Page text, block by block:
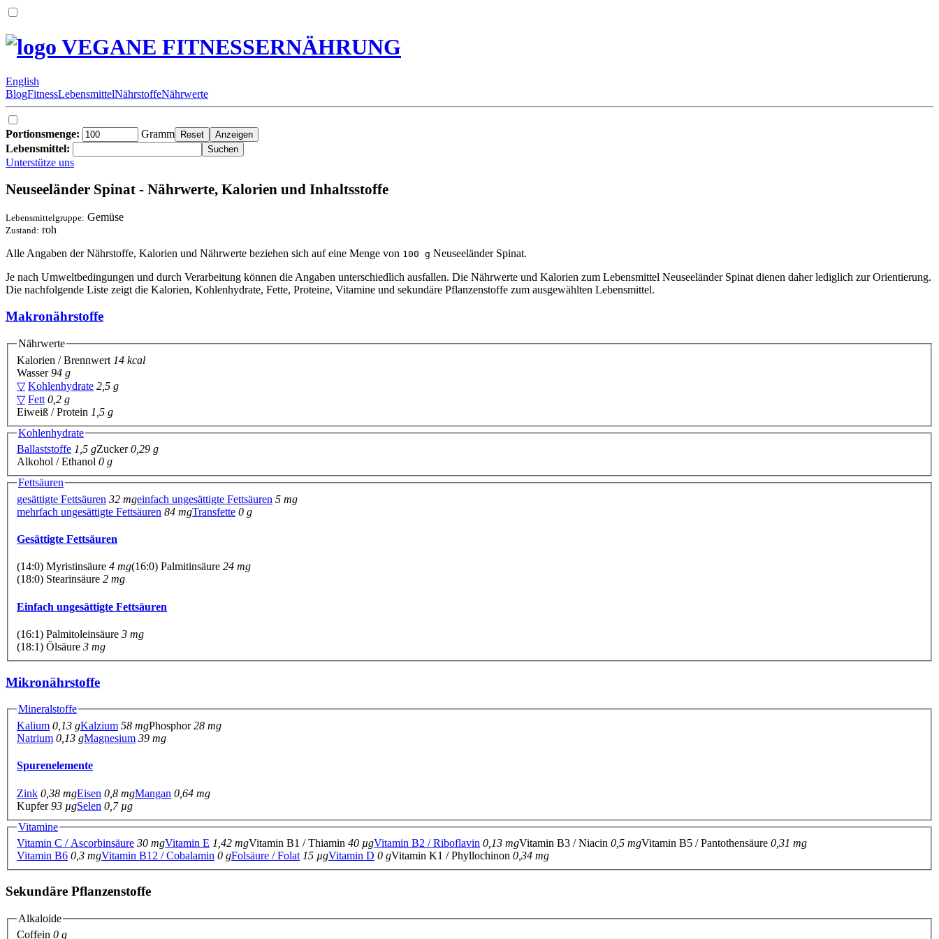
VEGANE FITNESSERNÄHRUNG
English
BlogFitnessLebensmittelNährstoffeNährwerte
Portionsmenge:
Gramm
Lebensmittel:
Unterstütze uns
Neuseeländer Spinat - Nährwerte, Kalorien und Inhaltsstoffe
Lebensmittelgruppe: Gemüse
Zustand: roh
Alle Angaben der Nährstoffe, Kalorien und Nährwerte beziehen sich auf eine Menge von 100 g Neuseeländer Spinat.
Je nach Umweltbedingungen und durch Verarbeitung können die Angaben unterschiedlich ausfallen. Die Nährwerte und Kalorien zum Lebensmittel Neuseeländer Spinat dienen daher lediglich zur Orientierung.
Die nachfolgende Liste zeigt die Kalorien, Kohlenhydrate, Fette, Proteine, Vitamine und sekundäre Pflanzenstoffe zum ausgewählten Lebensmittel.
Makronährstoffe
Nährwerte
Kalorien / Brennwert 14 kcal
Wasser94 g
▽ Kohlenhydrate 2,5 g
▽ Fett 0,2 g
Eiweiß / Protein 1,5 g
Kohlenhydrate
Ballaststoffe 1,5 gZucker0,29 g
Alkohol / Ethanol 0 g
Fettsäuren
gesättigte Fettsäuren 32 mgeinfach ungesättigte Fettsäuren 5 mg
mehrfach ungesättigte Fettsäuren 84 mgTransfette 0 g
Gesättigte Fettsäuren
(14:0) Myristinsäure 4 mg(16:0) Palmitinsäure 24 mg
(18:0) Stearinsäure 2 mg
Einfach ungesättigte Fettsäuren
(16:1) Palmitoleinsäure 3 mg
(18:1) Ölsäure 3 mg
Mikronährstoffe
Mineralstoffe
Kalium 0,13 gKalzium 58 mgPhosphor28 mg
Natrium 0,13 gMagnesium 39 mg
Spurenelemente
Zink 0,38 mgEisen 0,8 mgMangan 0,64 mg
Kupfer93 µgSelen 0,7 µg
Vitamine
Vitamin C / Ascorbinsäure 30 mgVitamin E 1,42 mgVitamin B1 / Thiamin 40 µgVitamin B2 / Riboflavin 0,13 mgVitamin B3 / Niacin 0,5 mgVitamin B5 / Pantothensäure 0,31 mg
Vitamin B6 0,3 mgVitamin B12 / Cobalamin 0 gFolsäure / Folat 15 µgVitamin D 0 gVitamin K1 / Phyllochinon 0,34 mg
Sekundäre Pflanzenstoffe
Alkaloide
Coffein 0 g